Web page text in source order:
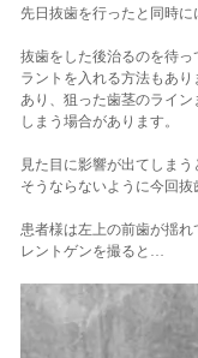
先日抜歯を行ったと同時に
抜歯をした後治るのを待
ラントを入れる方法もあ
あり、狙った歯茎のライ
しまう場合があります。
見た目に影響が出てしま
そうならないように今回抜
患者様は左上の前歯が揺れ
レントゲンを撮ると…